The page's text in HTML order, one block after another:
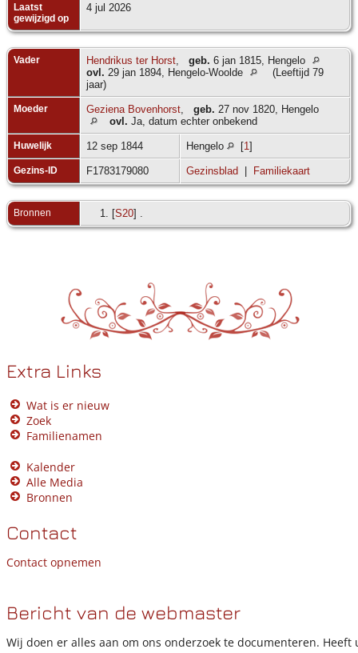
Laatst
gewijzigd op
4 jul 2026
Vader Hendrikus ter Horst geb. 6 jan 1815, Hengelo
ovl. 29 jan 1894, Hengelo-Woolde
(Leeftijd 79
jaar)
Moeder Geziena Bovenhorst geb. 27 nov 1820, Hengelo
ovl. Ja, datum echter onbekend
Huwelijk 12 sep 1844 Hengelo [1 ]
Gezins-ID F1783179080 Gezinsblad Familiekaart
Bronnen [S20] .
Extra Links
Wat is er nieuw
Zoek
Familienamen
Kalender
Alle Media
Bronnen
Contact
Contact opnemen
Bericht van de webmaster
Wij doen er alles aan om ons onderzoek te documenteren. Heeft